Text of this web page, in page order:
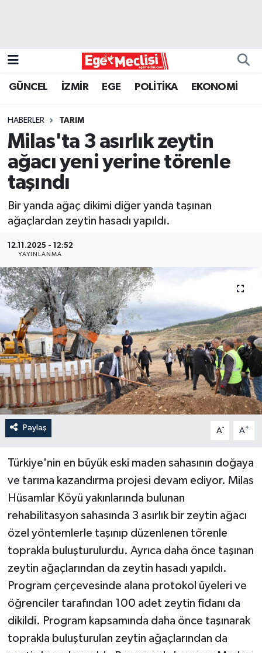
GÜNCEL İZMİR EGE POLİTİKA EKONOMİ
HABERLER TARIM
Milas'ta 3 asırlık zeytin
ağacı yeni yerine törenle
taşındı
Bir yanda ağaç dikimi diğer yanda taşınan
ağaçlardan zeytin hasadı yapıldı.
12.11.2025 - 12:52
YAYINLANMA
Paylaş A- A+
Türkiye'nin en büyük eski maden sahasının doğaya
ve tarıma kazandırma projesi devam ediyor. Milas
Hüsamlar Köyü yakınlarında bulunan
rehabilitasyon sahasında 3 asırlık bir zeytin ağacı
özel yöntemlerle taşınıp düzenlenen törenle
toprakla buluşturulurdu. Ayrıca daha önce taşınan
zeytin ağaçlarından da zeytin hasadı yapıldı.
Program çerçevesinde alana protokol üyeleri ve
öğrenciler tarafından 100 adet zeytin fidanı da
dikildi. Program kapsamında daha önce taşınarak
toprakla buluşturulan zeytin ağaçlarından da
GÜNCEL
İZMİR
ÖZEL HABER
POLİTİKA
Programlar
SPOR
YAŞAM